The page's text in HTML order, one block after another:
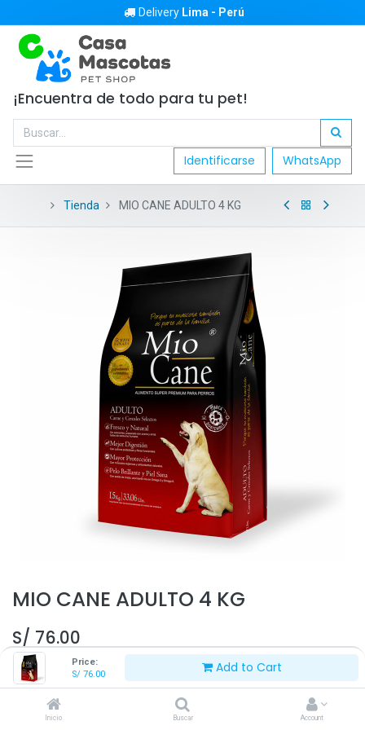
Price:
S/ 76.00 Add to Cart
Inicio Buscar Account
Delivery Lima - Perú
¡Encuentra de todo para tu pet!
Identificarse WhatsApp
Tienda MIO CANE ADULTO 4 KG
MIO CANE ADULTO 4 KG
S/ 76.00